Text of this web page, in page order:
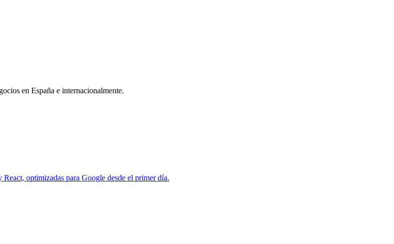
en España e internacionalmente.
optimizadas para Google desde el primer día.